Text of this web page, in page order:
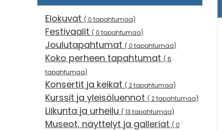
Elokuvat ( 0 tapahtumaa)
Festivaalit ( 0 tapahtumaa)
Joulutapahtumat ( 0 tapahtumaa)
Koko perheen tapahtumat ( 6
tapahtumaa)
Konsertit ja keikat ( 2 tapahtumaa)
Kurssit ja yleisöluennot ( 2 tapahtumaa)
Liikunta ja urheilu ( 13 tapahtumaa)
Museot, näyttelyt ja galleriat ( 0